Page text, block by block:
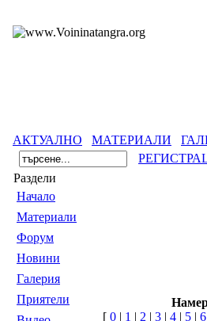
АКТУАЛНО МАТЕРИАЛИ
Раздели
Началo
Материали
Форум
Новини
Галерия
Приятели
[ 0 | 1 | 2 | 3 | 4 | 5 | 6